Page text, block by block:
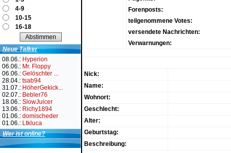
4-9
10-15
16-18
Neue Talker
08.06.: Hyperion
06.06.: Mr. Floppy
06.06.: Gelöschter ...
28.04.: tsab94
31.07.: HöherGekick...
02.07.: Bebler76
18.06.: SlowJuicer
13.06.: Richy1894
01.06.: domischeder
01.06.: Ltkluca
Wer ist online?
Forenposts:
teilgenommene Votes:
versendete Nachrichten:
Verwarnungen:
Nick:
Name:
Wohnort:
Geschlecht:
Alter:
Geburtstag:
Beschreibung: